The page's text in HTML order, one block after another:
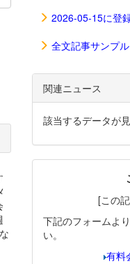
2026-05-15に登
全文記事サンプル
関連ニュース
該当するデータが
[この
下記のフォームよ
い。
有料